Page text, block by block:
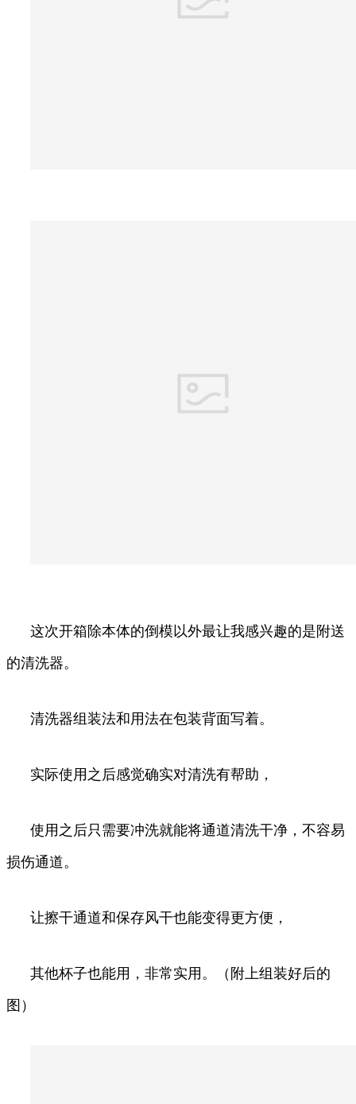
这次开箱除本体的倒模以外最让我感兴趣的是附送
的清洗器。
清洗器组装法和用法在包装背面写着。
实际使用之后感觉确实对清洗有帮助，
使用之后只需要冲洗就能将通道清洗干净，不容易
损伤通道。
让擦干通道和保存风干也能变得更方便，
其他杯子也能用，非常实用。（附上组装好后的
图）